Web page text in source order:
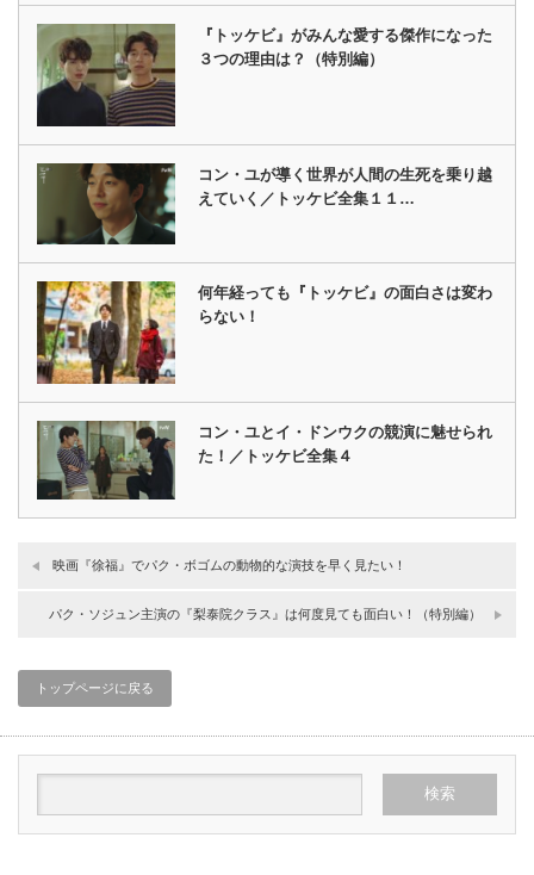
『トッケビ』がみんな愛する傑作になった
３つの理由は？（特別編）
コン・ユが導く世界が人間の生死を乗り越
えていく／トッケビ全集１１…
何年経っても『トッケビ』の面白さは変わ
らない！
コン・ユとイ・ドンウクの競演に魅せられ
た！／トッケビ全集４
映画『徐福』でパク・ボゴムの動物的な演技を早く見たい！
パク・ソジュン主演の『梨泰院クラス』は何度見ても面白い！（特別編）
トップページに戻る